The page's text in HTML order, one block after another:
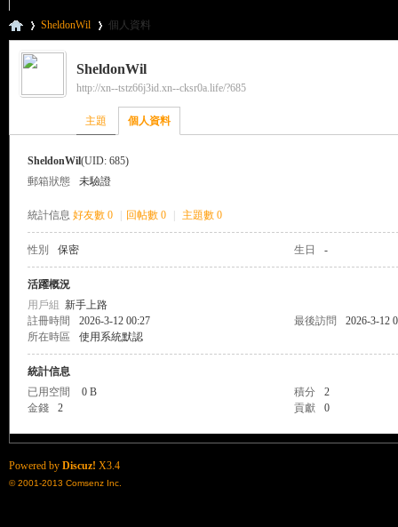
›
SheldonWil 個人資料
SheldonWil
http://xn--tstz66j3id.xn--cksr0a.life/?685
主題 個人資料
SheldonWil(UID: 685)
郵箱狀態
未驗證
統計信息 好友數 0 回帖數 0 主題數 0
性別 保密 生日 -
活躍概況
用戶組 新手上路
註冊時間
2026-3-12 00:27 最後訪問
2026-3-12
所在時區
使用系統默認
統計信息
已用空間
0 B 積分
2
金錢
2 貢獻 0
Powered by Discuz! X3.4
© 2001-2013 Comsenz Inc.